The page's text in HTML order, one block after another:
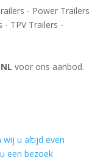
- Power Trailers
- TPV Trailers -
voor ons aanbod.
u altijd even
een bezoek